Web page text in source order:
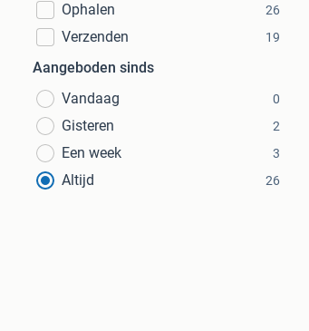
Ophalen
26
Verzenden 19
Aangeboden sinds
Vandaag
0
Gisteren 2
Een week 3
Altijd 26